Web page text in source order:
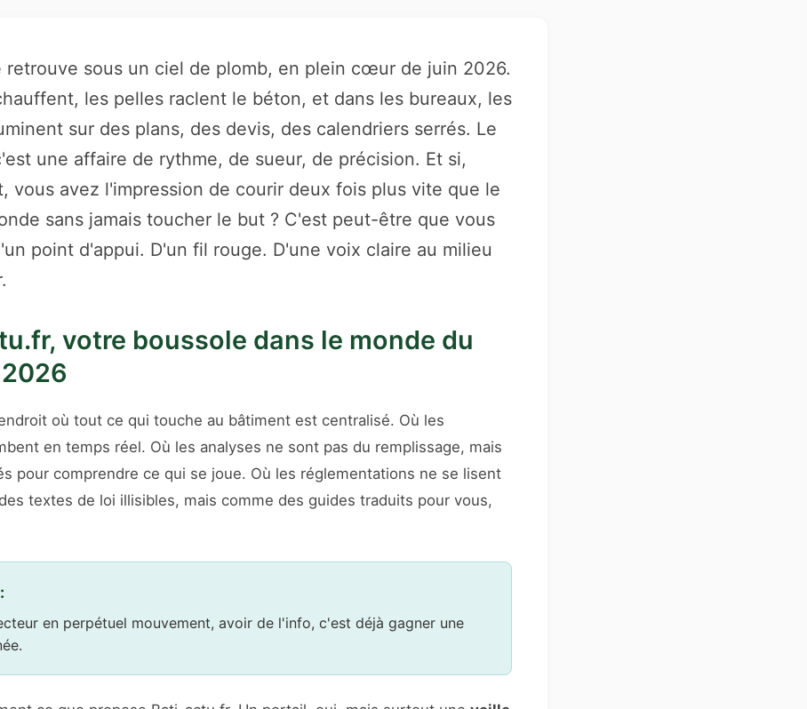
retrouve sous un ciel de plomb, en plein cœur de juin 2026.
les pelles raclent le béton, et dans les bureaux, les
sur des plans, des devis, des calendriers serrés. Le
une affaire de rythme, de sueur, de précision. Et si,
vous avez l'impression de courir deux fois plus vite que le
sans jamais toucher le but ? C'est peut-être que vous
point d'appui. D'un fil rouge. D'une voix claire au milieu
votre boussole dans le monde du
où tout ce qui touche au bâtiment est centralisé. Où les
en temps réel. Où les analyses ne sont pas du remplissage, mais
pour comprendre ce qui se joue. Où les réglementations ne se lisent
textes de loi illisibles, mais comme des guides traduits pour vous,
en perpétuel mouvement, avoir de l'info, c'est déjà gagner une